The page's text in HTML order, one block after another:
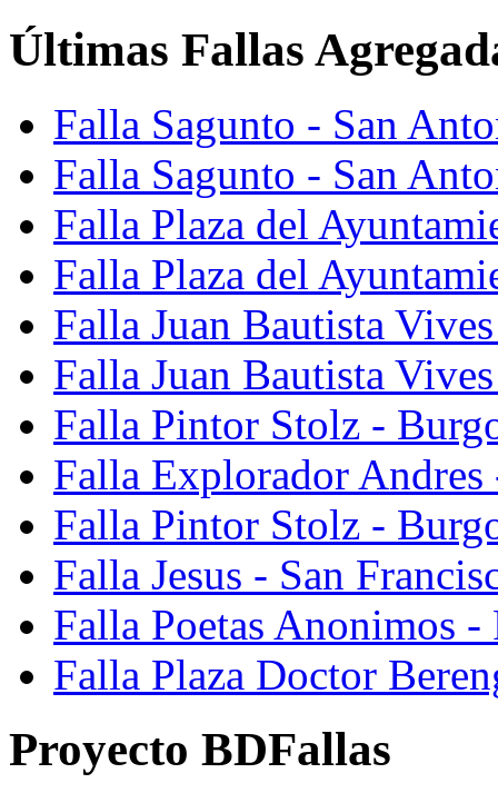
Últimas Fallas
Falla Sagunto - San
Falla Sagunto - San
Falla Plaza del
Falla Plaza del
Falla Juan Bautista
Falla Juan Bautista
Falla Pintor Stolz -
Falla Explorador Andres
Falla Pintor Stolz -
Falla Jesus - San
Falla Poetas Anonimos
Falla Plaza Doctor
Proyecto BDFallas